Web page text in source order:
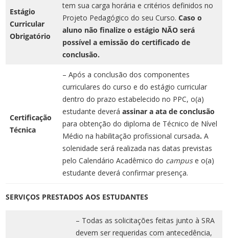
Estágio
Curricular
Obrigatório
tem sua carga horária e critérios definidos no
Projeto Pedagógico do seu Curso.Caso o
aluno não finalize o estágio NÃO será
possível a emissão do certificado de
conclusão.
Certificação
Técnica
– Após a conclusão dos componentes
curriculares do curso e do estágio curricular
dentro do prazo estabelecido no PPC, o(a)
estudante deverá assinar a ata de conclusão
para obtenção do diploma de Técnico de Nível
Médio na habilitação profissional cursada. A
solenidade será realizada nas datas previstas
pelo Calendário Acadêmico do campuse o(a)
estudante deverá confirmar presença.
SERVIÇOS PRESTADOS AOS ESTUDANTES
– Todas as solicitações feitas junto à SRA
devem ser requeridas com antecedência,